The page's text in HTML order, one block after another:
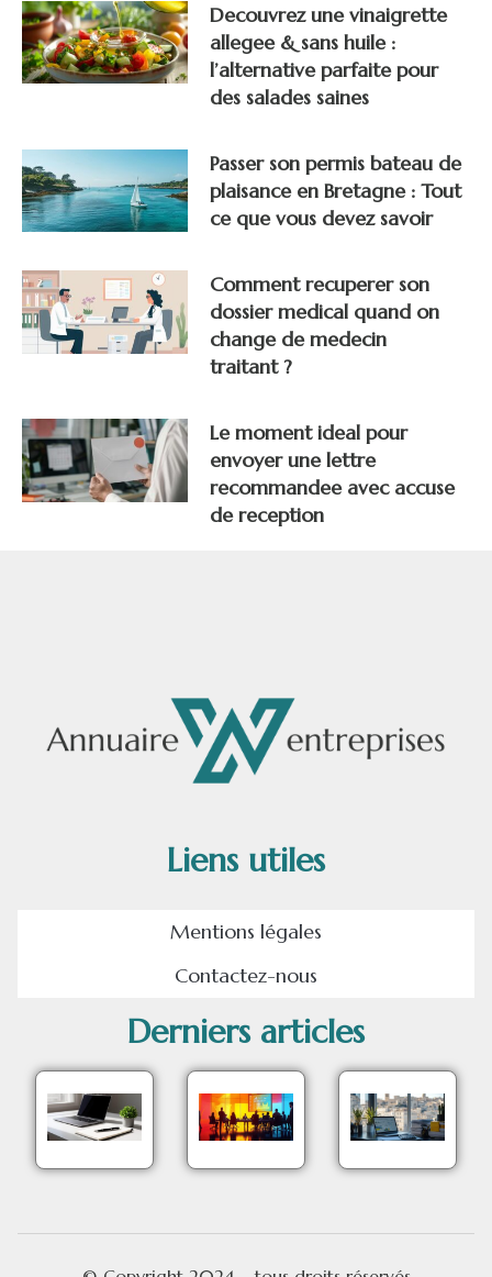
Decouvrez une vinaigrette
allegee & sans huile :
l’alternative parfaite pour
des salades saines
Passer son permis bateau de
plaisance en Bretagne : Tout
ce que vous devez savoir
Comment recuperer son
dossier medical quand on
change de medecin
traitant ?
Le moment ideal pour
envoyer une lettre
recommandee avec accuse
de reception
Liens utiles
Mentions légales
Contactez-nous
Derniers articles